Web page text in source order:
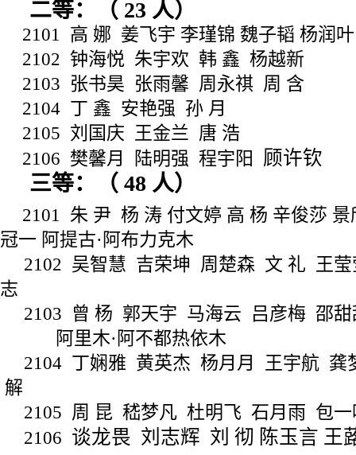
二等：（ 23 人）
2101 高 娜 姜飞宇 李瑾锦 魏子韬 杨润叶
2102 钟海悦 朱宇欢 韩 鑫 杨越新
2103 张书昊 张雨馨 周永祺 周 含
2104 丁 鑫 安艳强 孙 月
2105 刘国庆 王金兰 唐 浩
2106 樊馨月 陆明强 程宇阳 顾许钦
三等：（ 48 人）
2101 朱 尹 杨 涛 付文婷 高 杨 辛俊莎
冠一 阿提古·阿布力克木
2102 吴智慧 吉荣坤 周楚森 文 礼 王
志
2103
曾 杨 郭天宇 马海云 吕彦梅 邵甜
阿里木·阿不都热依木
2104 丁娴雅 黄英杰 杨月月 王宇航 龚
解
2105 周 昆 嵇梦凡 杜明飞 石月雨 包
2106 谈龙畏 刘志辉 刘 彻 陈玉言 王